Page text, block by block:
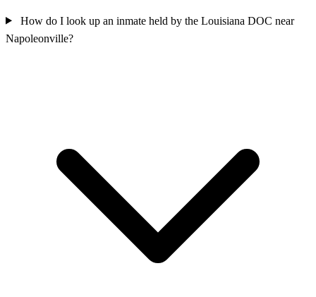
How do I look up an inmate held by the Louisiana DOC near
Napoleonville?